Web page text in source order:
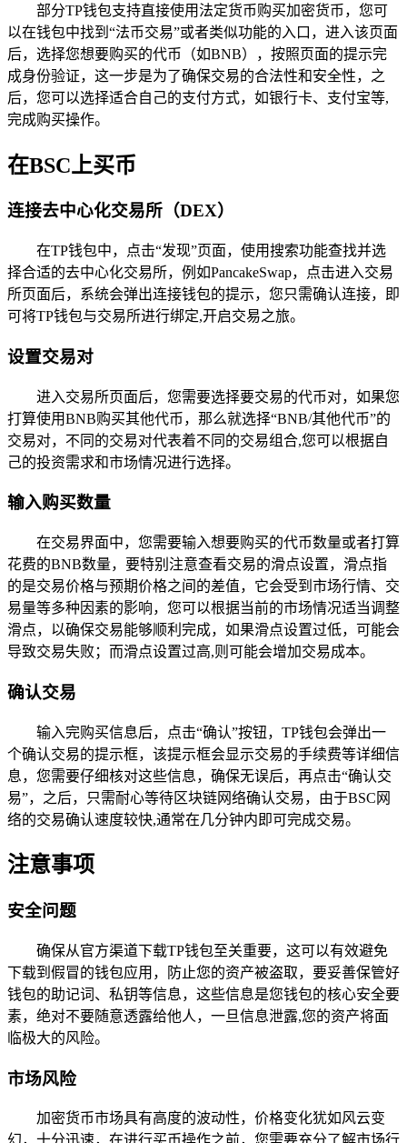
部分TP钱包支持直接使用法定货币购买加密货币，您可
以在钱包中找到“法币交易”或者类似功能的入口，进入该页面
后，选择您想要购买的代币（如BNB），按照页面的提示完
成身份验证，这一步是为了确保交易的合法性和安全性，之
后，您可以选择适合自己的支付方式，如银行卡、支付宝等,
完成购买操作。
在BSC上买币
连接去中心化交易所（DEX）
在TP钱包中，点击“发现”页面，使用搜索功能查找并选
择合适的去中心化交易所，例如PancakeSwap，点击进入交易
所页面后，系统会弹出连接钱包的提示，您只需确认连接，即
可将TP钱包与交易所进行绑定,开启交易之旅。
设置交易对
进入交易所页面后，您需要选择要交易的代币对，如果您
打算使用BNB购买其他代币，那么就选择“BNB/其他代币”的
交易对，不同的交易对代表着不同的交易组合,您可以根据自
己的投资需求和市场情况进行选择。
输入购买数量
在交易界面中，您需要输入想要购买的代币数量或者打算
花费的BNB数量，要特别注意查看交易的滑点设置，滑点指
的是交易价格与预期价格之间的差值，它会受到市场行情、交
易量等多种因素的影响，您可以根据当前的市场情况适当调整
滑点，以确保交易能够顺利完成，如果滑点设置过低，可能会
导致交易失败；而滑点设置过高,则可能会增加交易成本。
确认交易
输入完购买信息后，点击“确认”按钮，TP钱包会弹出一
个确认交易的提示框，该提示框会显示交易的手续费等详细信
息，您需要仔细核对这些信息，确保无误后，再点击“确认交
易”，之后，只需耐心等待区块链网络确认交易，由于BSC网
络的交易确认速度较快,通常在几分钟内即可完成交易。
注意事项
安全问题
确保从官方渠道下载TP钱包至关重要，这可以有效避免
下载到假冒的钱包应用，防止您的资产被盗取，要妥善保管好
钱包的助记词、私钥等信息，这些信息是您钱包的核心安全要
素，绝对不要随意透露给他人，一旦信息泄露,您的资产将面
临极大的风险。
市场风险
加密货币市场具有高度的波动性，价格变化犹如风云变